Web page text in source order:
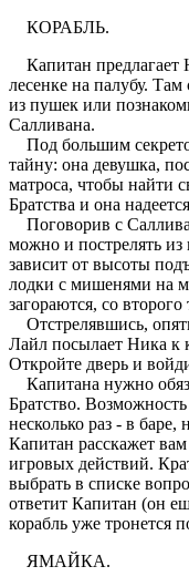
КОРАБЛЬ.
Капитан предлагает
лесенке на палубу.
из пушек или
Салливана.
Под большим
тайну: она девушка,
матроса, чтобы найти
Братства и она
Поговорив с
можно и пострелять
зависит от высоты
лодки с мишенями на
загораются, со второго
Отстрелявшись,
Лайл посылает Ника к
Откройте дверь и
Капитана нужно
Братство. Возможность
несколько раз - в
Капитан расскажет
игровых действий.
выбрать в списке
ответит Капитан (он
корабль уже тронется
ЯМАЙКА.